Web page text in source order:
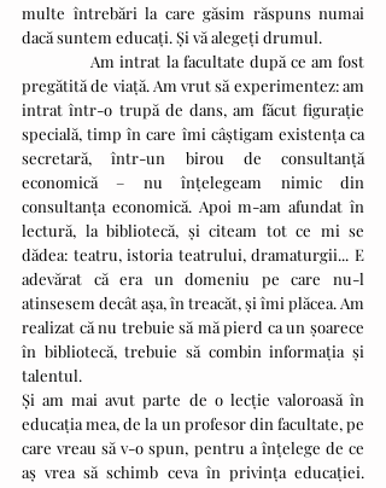
multe întrebări la care găsim răspuns numai
dacă suntem educați. Și vă alegeți drumul.
pregătită de viață. Am vrut să experimentez: am
intrat într-o trupă de dans, am făcut figurație
specială, timp în care îmi câștigam existența ca
secretară, într-un birou de consultanță
economică – nu înțelegeam nimic din
consultanța economică. Apoi m-am afundat în
lectură, la bibliotecă, și citeam tot ce mi se
dădea: teatru, istoria teatrului, dramaturgii... E
adevărat că era un domeniu pe care nu-l
atinsesem decât așa, în treacăt, și îmi plăcea. Am
realizat că nu trebuie să mă pierd ca un șoarece
în bibliotecă, trebuie să combin informația și
talentul.
Și am mai avut parte de o lecție valoroasă în
educația mea, de la un profesor din facultate, pe
care vreau să v-o spun, pentru a înțelege de ce
aș vrea să schimb ceva în privința educației.